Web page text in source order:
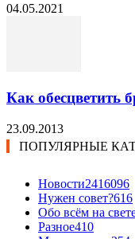
04.05.2021
Как обесцветить
23.09.2013
ПОПУЛЯРНЫЕ
Новости2416096
Нужен совет?616
Обо всём на
Разное410